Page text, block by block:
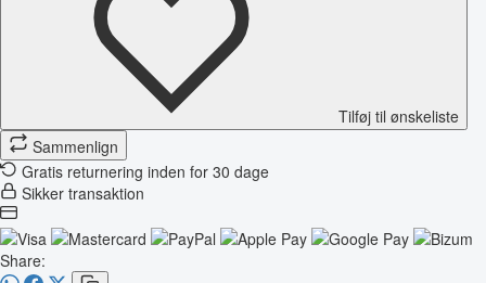
Tilføj til ønskeliste
Sammenlign
Gratis returnering inden for 30 dage
Sikker transaktion
Share: